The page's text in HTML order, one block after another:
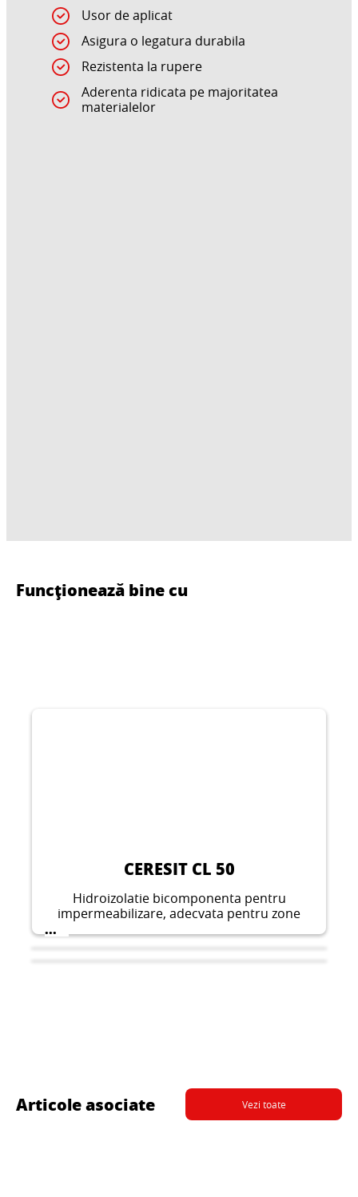
Usor de aplicat
Asigura o legatura durabila
Rezistenta la rupere
Aderenta ridicata pe majoritatea
materialelor
Funcționează bine cu
CERESIT CL 50
Hidroizolatie bicomponenta pentru
impermeabilizare, adecvata pentru zone
umede, cum ar fi bai, balcoane, piscine etc.
Certificat pentru utilizare in exterior.
...
Articole asociate Vezi toate